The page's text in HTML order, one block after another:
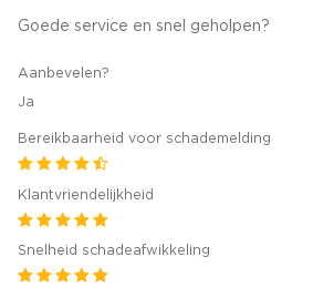
Goede service en snel geholpen?
Aanbevelen?
Ja
Bereikbaarheid voor schademelding
Klantvriendelijkheid
Snelheid schadeafwikkeling